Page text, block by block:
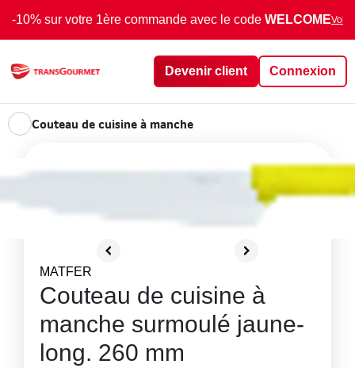
-10% sur votre 1ère commande avec le code WELCOMEVoir
Devenir client Connexion
Couteau de cuisine à manche
MATFER
Couteau de cuisine à
manche surmoulé jaune-
long. 260 mm